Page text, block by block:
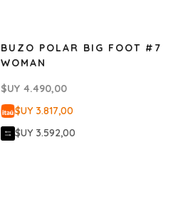
BUZO POLAR BIG FOOT #7
WOMAN
$UY 4.490,00
$UY 3.817,00
$UY 3.592,00